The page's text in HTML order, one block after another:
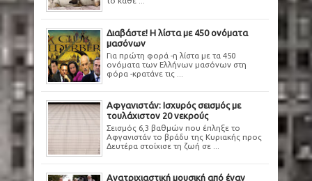
Διαβάστε! Η λίστα με 450 ονόματα
μασόνων
Για πρώτη φορά -η λίστα με τα 450
ονόματα των Ελλήνων μασόνων στη
φόρα -κρατάνε τις ...
Αφγανιστάν: Ισχυρός σεισμός με
τουλάχιστον 20 νεκρούς
Σεισμός 6,3 βαθμών που έπληξε το
Αφγανιστάν το βράδυ της Κυριακής προς
Δευτέρα στοίχισε τη ζωή σε ...
Ανατριχιαστική μουσική από έναν